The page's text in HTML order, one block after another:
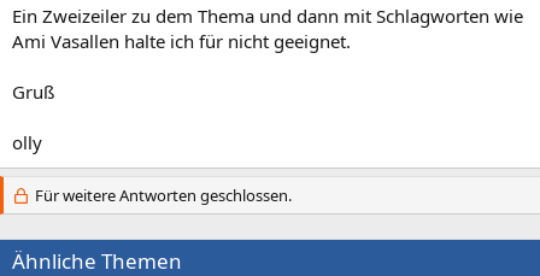
Ein Zweizeiler zu dem Thema und dann mit Schlagworten wie
Ami Vasallen halte ich für nicht geeignet.
Gruß
olly
Für weitere Antworten geschlossen.
Ähnliche Themen